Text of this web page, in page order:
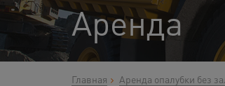
Аренда
Главная Аренда опалубки без